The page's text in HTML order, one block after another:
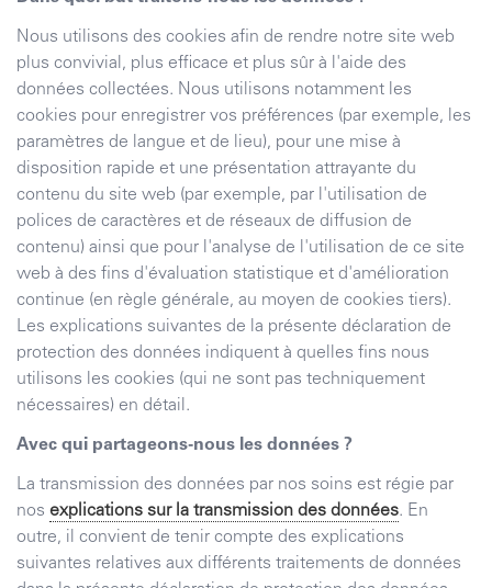
Nous utilisons des cookies afin de rendre notre site web
plus convivial, plus efficace et plus sûr à l'aide des
données collectées. Nous utilisons notamment les
cookies pour enregistrer vos préférences (par exemple, les
paramètres de langue et de lieu), pour une mise à
disposition rapide et une présentation attrayante du
contenu du site web (par exemple, par l'utilisation de
polices de caractères et de réseaux de diffusion de
contenu) ainsi que pour l'analyse de l'utilisation de ce site
web à des fins d'évaluation statistique et d'amélioration
continue (en règle générale, au moyen de cookies tiers).
Les explications suivantes de la présente déclaration de
protection des données indiquent à quelles fins nous
utilisons les cookies (qui ne sont pas techniquement
nécessaires) en détail.
Avec qui partageons-nous les données ?
La transmission des données par nos soins est régie par
nos explications sur la transmission des données. En
outre, il convient de tenir compte des explications
suivantes relatives aux différents traitements de données